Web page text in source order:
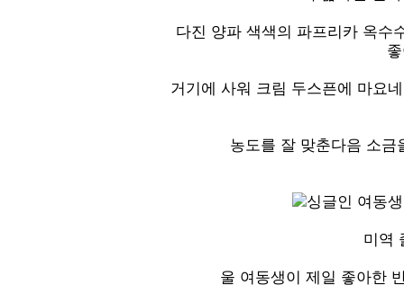
다진 양파 색색의 파프리카 옥수
거기에 사워 크림 두스픈에 마요
농도를 잘 맞춘다음 소금
미역
울 여동생이 제일 좋아한